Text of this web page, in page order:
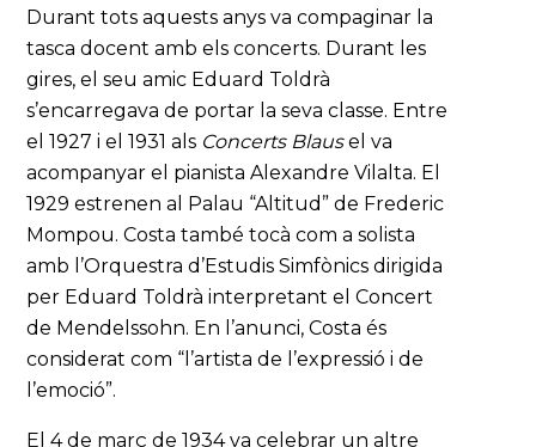
Durant tots aquests anys va compaginar la
tasca docent amb els concerts. Durant les
gires, el seu amic Eduard Toldrà
s’encarregava de portar la seva classe. Entre
el 1927 i el 1931 als Concerts Blausel va
acompanyar el pianista Alexandre Vilalta. El
1929 estrenen al Palau “Altitud” de Frederic
Mompou. Costa també tocà com a solista
amb l’Orquestra d’Estudis Simfònics dirigida
per Eduard Toldrà interpretant el Concert
de Mendelssohn. En l’anunci, Costa és
considerat com “l’artista de l’expressió i de
l’emoció”.
El 4 de març de 1934 va celebrar un altre